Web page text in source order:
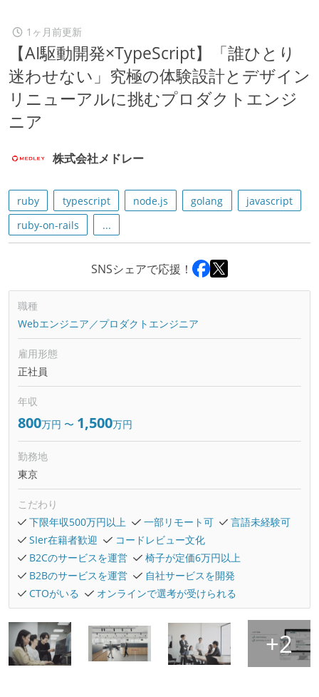
1ヶ月前更新
【AI駆動開発×TypeScript】「誰ひとり
迷わせない」究極の体験設計とデザイン
リニューアルに挑むプロダクトエンジ
ニア
株式会社メドレー
ruby typescript node.js golang
javascript
ruby-on-rails
...
SNSシェアで応援！
職種
Webエンジニア／プロダクトエンジニア
雇用形態
正社員
年収
800万円 〜 1,500万円
勤務地
東京
こだわり
下限年収500万円以上
一部リモート可
言語未経験可
SIer在籍者歓迎
コードレビュー文化
B2Cのサービスを運営
椅子が定価6万円以上
B2Bのサービスを運営
自社サービスを開発
CTOがいる
オンラインで選考が受けられる